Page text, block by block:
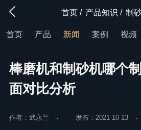
首页 / 产品知识 / 制
首页 产品 新闻 案例 视频
棒磨机和制砂机哪个
面对比分析
作者：武永兰 发布：2021-10-13